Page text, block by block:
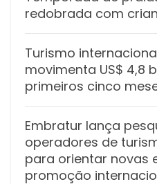
redobrada com
Turismo
movimenta US$ 4,8
primeiros cinco
Embratur lança
operadores de
para orientar novas
promoção